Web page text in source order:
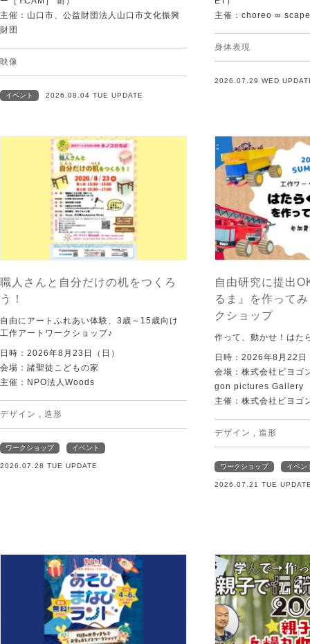
主催：山口市、公益財団法人山口市文化振興
財団
映像
イベント 2026.08.04 TUE UPDATE
主催：choreo ∞ scape
身体表現
2026.07.29 WED
職人さんと自分だけの机をつくろ
う！
自由にアートふれあい体験、3歳～15歳向け
工作アートワークショップ♪
日時：2026年8月23日（日）
会場：諸聖徒こどもの家
主催：NPO法人Woods
デザイン , 造形
ワークショップ イベント
2026.07.28 TUE UPDATE
自由研究に提出
るま』を作って
クショップ
作って、動かせ！はた
日時：2026年8月22日
会場：株式会社ビヨ
gon pictures Gallery
主催：株式会社ビヨゴ
デザイン , 造形
ワークショップ イベン
2026.07.21 TUE